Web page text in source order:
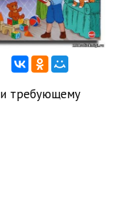
06:15
14:10
требующему